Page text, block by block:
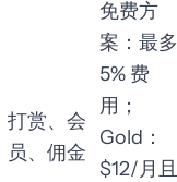
打赏、会
员、佣金
免费方
案：最多
5% 费
用；
Gold：
$12/月且